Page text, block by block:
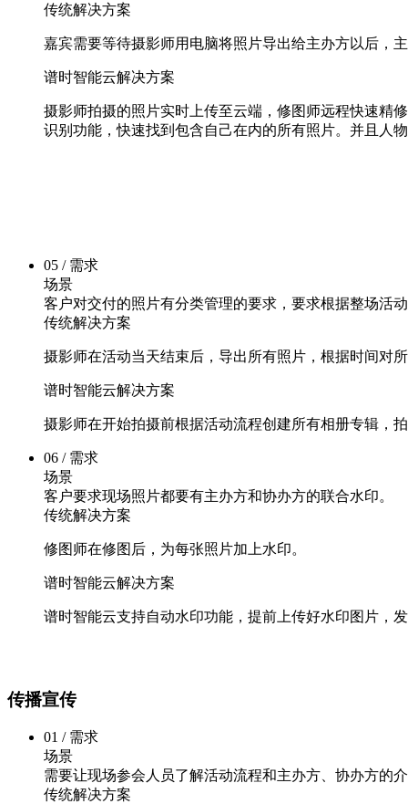
传统解决方案
嘉宾需要等待摄影师用电脑将照片导出给主办方以后，
谱时智能云解决方案
摄影师拍摄的照片实时上传至云端，修图师远程快速精
识别功能，快速找到包含自己在内的所有照片。并且人
05 / 需求
场景
客户对交付的照片有分类管理的要求，要求根据整场活
传统解决方案
摄影师在活动当天结束后，导出所有照片，根据时间对
谱时智能云解决方案
摄影师在开始拍摄前根据活动流程创建所有相册专辑，
06 / 需求
场景
客户要求现场照片都要有主办方和协办方的联合水印。
传统解决方案
修图师在修图后，为每张照片加上水印。
谱时智能云解决方案
谱时智能云支持自动水印功能，提前上传好水印图片，
传播宣传
01 / 需求
场景
需要让现场参会人员了解活动流程和主办方、协办方的
传统解决方案